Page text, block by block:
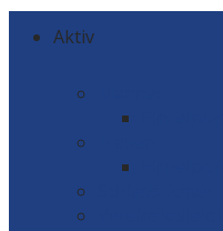
Aktiv